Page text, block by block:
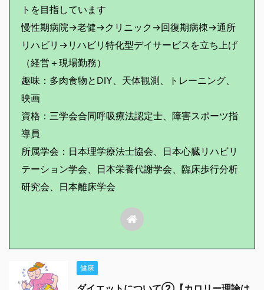
トを目指しています
慢性期病院→老健→クリニック→回復期病棟→通所
リハビリ→リハビリ特化型デイサービスを立ち上げ
（経営＋現場勤務）
趣味：多肉食物とDIY、天体観測、トレーニング、
映画
資格：三学会合同呼吸療法認定士、障害スポーツ指
導員
所属学会：日本理学療法士協会、日本心臓リハビリ
テーション学会、日本栄養代謝学会、臨床歩行分析
研究会、日本離床学会
健康